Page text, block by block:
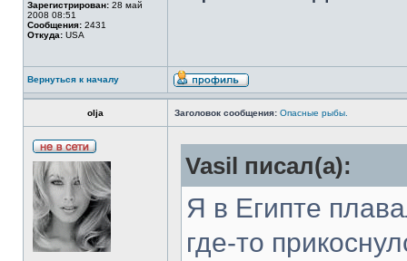
Зарегистрирован: 28 май
2008 08:51
Сообщения: 2431
Откуда: USA
Вернуться к началу
olja Заголовок сообщения: Опасные рыбы.
Vasil писал(а):
Я в Египте
где-то